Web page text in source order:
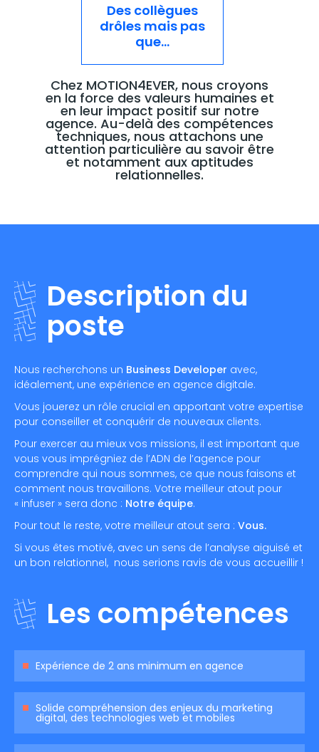
Des collègues
drôles mais pas
que...
Chez MOTION4EVER, nous croyons
en la force des valeurs humaines et
en leur impact positif sur notre
agence. Au-delà des compétences
techniques, nous attachons une
attention particulière au savoir être
et notamment aux aptitudes
relationnelles.
Description du
poste
Nous recherchons un Business Developer avec,
idéalement, une expérience en agence digitale.
Vous jouerez un rôle crucial en apportant votre expertise
pour conseiller et conquérir de nouveaux clients.
Pour exercer au mieux vos missions, il est important que
vous vous imprégniez de l’ADN de l’agence pour
comprendre qui nous sommes, ce que nous faisons et
comment nous travaillons. Votre meilleur atout pour
« infuser » sera donc : Notre équipe.
Pour tout le reste, votre meilleur atout sera : Vous.
Si vous êtes motivé, avec un sens de l’analyse aiguisé et
un bon relationnel, nous serions ravis de vous accueillir !
Les compétences
Expérience de 2 ans minimum en agence
Solide compréhension des enjeux du marketing
digital, des technologies web et mobiles